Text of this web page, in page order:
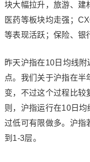
块大幅拉升，旅游、建
医药等板块均走强；
等表现活跃；保险、银
昨天沪指在10日均线
点。我们关于沪指在半
变，不过这个过程比较
则，沪指运行在10日
过低可有限做多。沪指
到1-3层。